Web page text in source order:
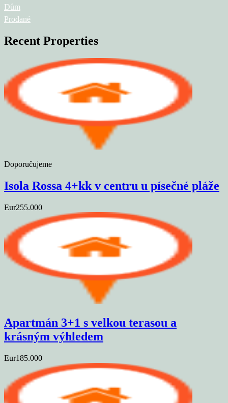
Dům
Prodané
Recent Properties
Doporučujeme
Isola Rossa 4+kk v centru u písečné pláže
Eur255.000
Apartmán 3+1 s velkou terasou a
krásným výhledem
Eur185.000